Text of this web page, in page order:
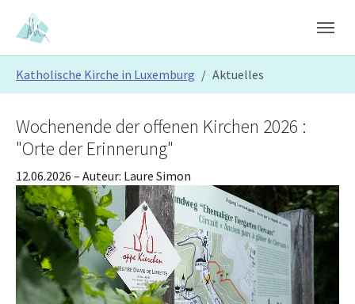
Skip to main content
Skip to page footer
Katholische Kirche in Luxemburg Aktuelles
Wochenende der offenen Kirchen 2026 :
"Orte der Erinnerung"
12.06.2026 – Auteur: Laure Simon